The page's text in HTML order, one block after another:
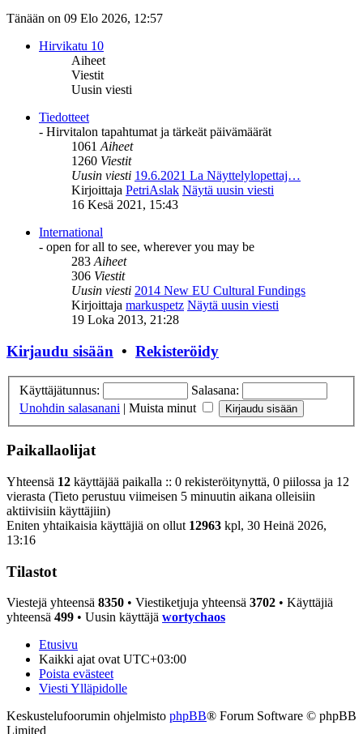
Tänään on 09 Elo 2026, 12:57
Hirvikatu 10
Aiheet
Viestit
Uusin viesti
Tiedotteet
- Hirvitalon tapahtumat ja tärkeät päivämäärät
1061Aiheet
1260 Viestit
Uusin viesti 19.6.2021 La Näyttelylopettaj…
Kirjoittaja PetriAslak Näytä uusin viesti
16 Kesä 2021, 15:43
International
- open for all to see, wherever you may be
283Aiheet
306 Viestit
Uusin viesti 2014 New EU Cultural Fundings
Kirjoittaja markuspetz Näytä uusin viesti
19 Loka 2013, 21:28
Kirjaudu sisään • Rekisteröidy
Käyttäjätunnus:
Salasana:
Unohdin salasanani | Muista minut
Paikallaolijat
Yhteensä 12 käyttäjää paikalla :: 0 rekisteröitynyttä, 0 piilossa ja 12
vierasta (Tieto perustuu viimeisen 5 minuutin aikana olleisiin
aktiivisiin käyttäjiin)
Eniten yhtaikaisia käyttäjiä on ollut 12963 kpl, 30 Heinä 2026,
13:16
Tilastot
Viestejä yhteensä 8350 • Viestiketjuja yhteensä 3702 • Käyttäjiä
yhteensä 499 • Uusin käyttäjä wortychaos
Etusivu
Kaikki ajat ovat UTC+03:00
Poista evästeet
Viesti Ylläpidolle
Keskustelufoorumin ohjelmisto phpBB® Forum Software © phpBB
Limited